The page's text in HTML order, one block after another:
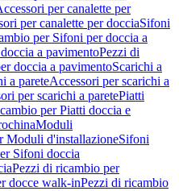
per canalette per
per canalette per docciaSifoni
per Sifoni per doccia a
a pavimentoPezzi di
doccia a pavimentoScarichi a
a pareteAccessori per scarichi a
per scarichi a paretePiatti
per Piatti doccia e
Moduli
Moduli d'installazioneSifoni
Sifoni doccia
Pezzi di ricambio per
docce walk-inPezzi di ricambio